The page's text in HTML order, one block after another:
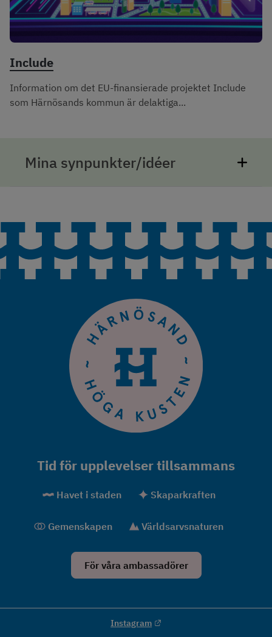
Include
Information om det EU-finansierade projektet Include
som Härnösands kommun är delaktiga...
Mina synpunkter/idéer
Tid för upplevelser tillsammans
Havet i staden Skaparkraften
Gemenskapen Världsarvsnaturen
För våra ambassadörer
Instagram Länk till annan webbplats.